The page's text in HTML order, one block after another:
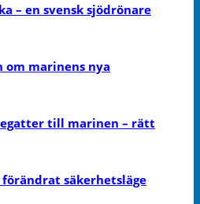
– en svensk sjödrönare
om marinens nya
till marinen – rätt
säkerhetsläge